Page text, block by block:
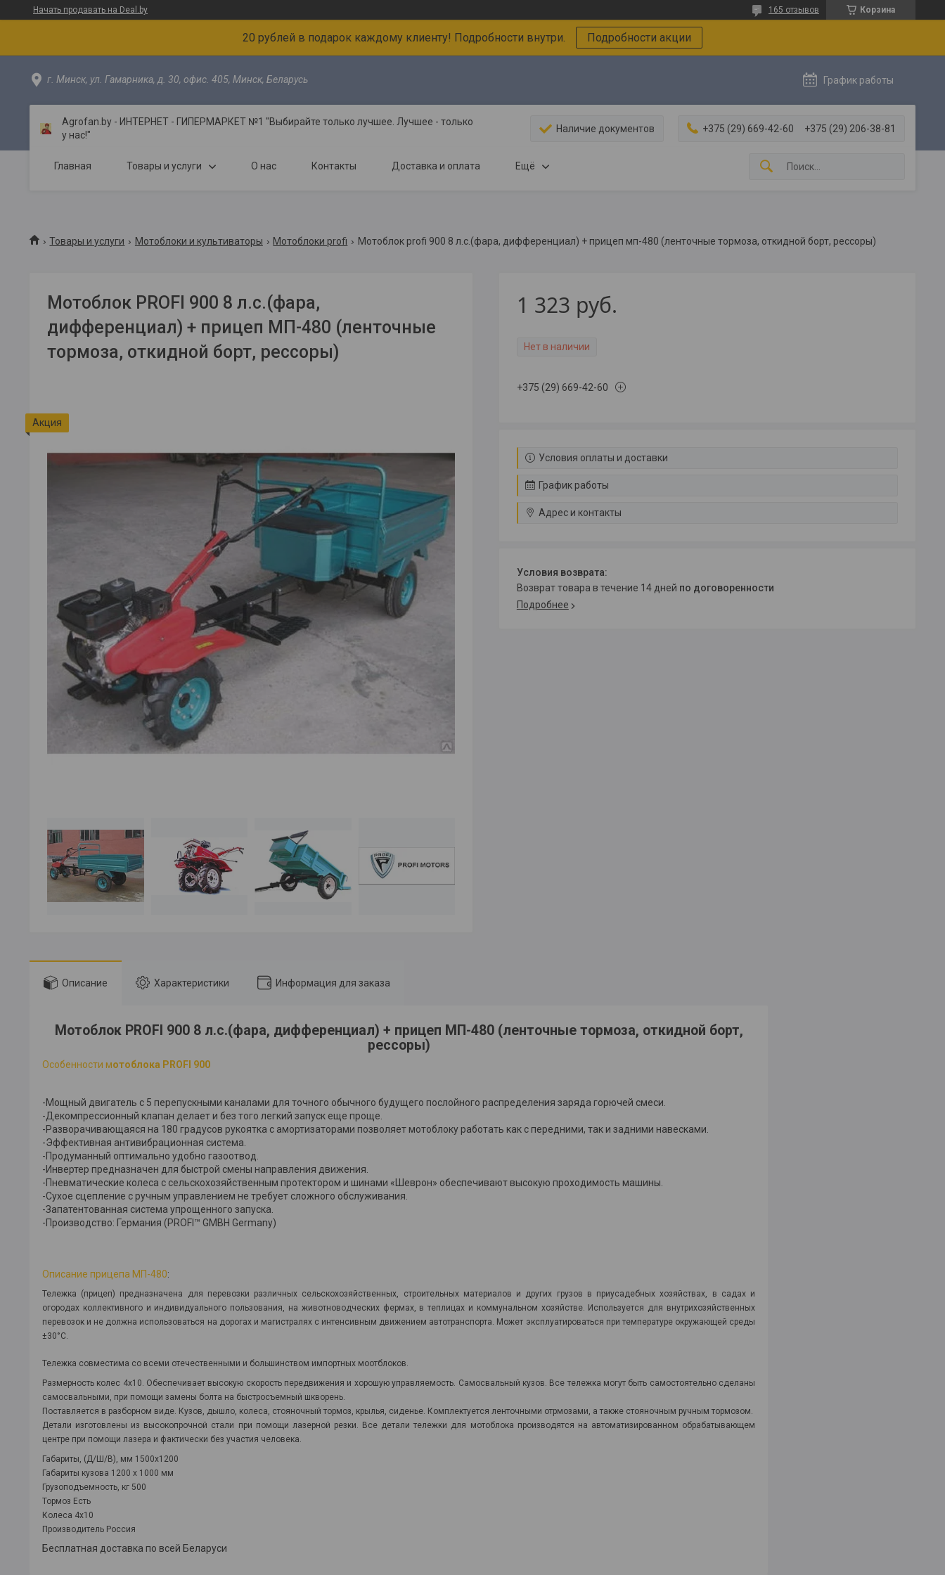
Начать продавать на Deal.by Корзина
165 отзывов
20 рублей в подарок каждому клиенту! Подробности внутри. Подробности акции
г. Минск, ул. Гамарника, д. 30, офис. 405, Минск, Беларусь График работы
Agrofan.by - ИНТЕРНЕТ - ГИПЕРМАРКЕТ №1 "Выбирайте только лучшее. Лучшее - только
у нас!"
Наличие документов +375 (29) 669-42-60 +375 (29) 206-38-81
Главная Товары и услуги О нас Контакты Доставка и оплата Ещё
Товары и услуги Мотоблоки и культиваторы Мотоблоки profi Мотоблок profi 900 8 л.с.(фара, дифференциал) + прицеп мп-480 (ленточные тормоза, откидной борт, рессоры)
Мотоблок PROFI 900 8 л.с.(фара,
дифференциал) + прицеп МП-480 (ленточные
тормоза, откидной борт, рессоры)
Акция
1 323 руб.
Нет в наличии
+375 (29) 669-42-60
Условия оплаты и доставки
График работы
Адрес и контакты
возврат товара в течение 14 дней по договоренности
Подробнее
Описание Характеристики Информация для заказа
Мотоблок PROFI 900 8 л.с.(фара, дифференциал) + прицеп МП-480 (ленточные тормоза, откидной борт,
рессоры)​
Особенности мотоблока PROFI 900
-Мощный двигатель с 5 перепускными каналами для точного обычного будущего послойного распределения заряда горючей смеси.
-Декомпрессионный клапан делает и без того легкий запуск еще проще.
-Разворачивающаяся на 180 градусов рукоятка с амортизаторами позволяет мотоблоку работать как с передними, так и задними навесками.
-Эффективная антивибрационная система.
-Продуманный оптимально удобно газоотвод.
-Инвертер предназначен для быстрой смены направления движения.
-Пневматические колеса с сельскохозяйственным протектором и шинами «Шеврон» обеспечивают высокую проходимость машины.
-Сухое сцепление с ручным управлением не требует сложного обслуживания.
-Запатентованная система упрощенного запуска.
-Производство: Германия (PROFI™ GMBH Germany)
Описание прицепа МП-480:
Тележка (прицеп) предназначена для перевозки различных сельскохозяйственных, строительных материалов и других грузов в приусадебных хозяйствах, в садах и
огородах коллективного и индивидуального пользования, на животноводческих фермах, в теплицах и коммунальном хозяйстве. Используется для внутрихозяйственных
перевозок и не должна использоваться на дорогах и магистралях с интенсивным движением автотранспорта. Может эксплуатироваться при температуре окружающей среды
±30°С.
Тележка совместима со всеми отечественными и большинством импортных моотблоков.
Размерность колеc 4х10. Обеспечивает высокую скорость передвижения и хорошую управляемость. Самосвальный кузов. Все тележка могут быть самостоятельно сделаны
самосвальными, при помощи замены болта на быстросъемный шкворень.
Поставляется в разборном виде. Кузов, дышло, колеса, стояночный тормоз, крылья, сиденье. Комплектуется ленточными отрмозами, а также стояночным ручным тормозом.
Детали изготовлены из высокопрочной стали при помощи лазерной резки. Все детали тележки для мотоблока производятся на автоматизированном обрабатывающем
центре при помощи лазера и фактически без участия человека.
Габариты, (Д/Ш/В), мм 1500x1200
Габариты кузова 1200 х 1000 мм
Грузоподъемность, кг 500
Тормоз Есть
Колеса 4x10
Производитель Россия
Бесплатная доставка по всей Беларуси